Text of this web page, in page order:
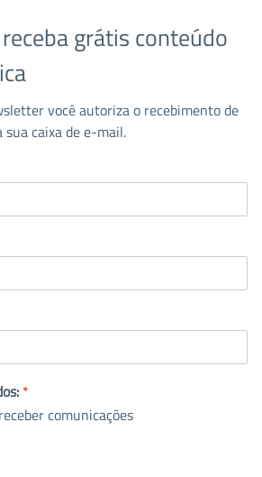
grátis conteúdo
você autoriza o recebimento de
caixa de e-mail.
*
comunicações